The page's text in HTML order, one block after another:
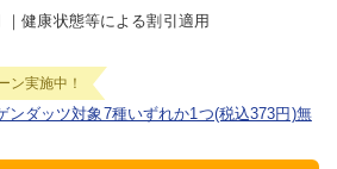
れ、基準を満たしていない場合にくら
す。
｜健康状態等による割引適用
ン実施中！
ンダッツ対象7種いずれか1つ(税込373円)無